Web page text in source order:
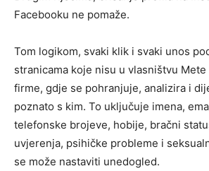
Facebooku ne pomaže.
Tom logikom, svaki klik i svaki unos
stranicama koje nisu u vlasništvu Mete
firme, gdje se pohranjuje, analizira i
poznato s kim. To uključuje imena,
telefonske brojeve, hobije, bračni
uvjerenja, psihičke probleme i
se može nastaviti unedogled.